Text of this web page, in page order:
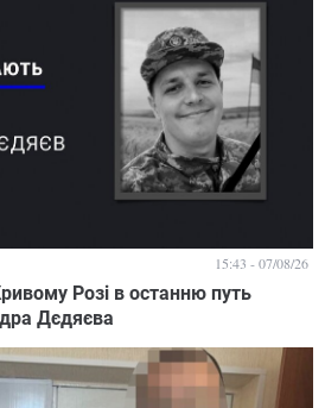
Розі в останню путь
Дєдяєва
15:43 - 07/08/26